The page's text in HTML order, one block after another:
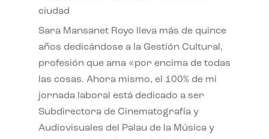
ciudad
Sara Mansanet Royo lleva más de quince
años dedicándose a la Gestión Cultural,
profesión que ama «por encima de todas
las cosas. Ahora mismo, el 100% de mi
jornada laboral está dedicado a ser
Subdirectora de Cinematografía y
Audiovisuales del Palau de la Música y